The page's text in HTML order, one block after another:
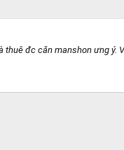
thuê đc căn manshon ưng ý.